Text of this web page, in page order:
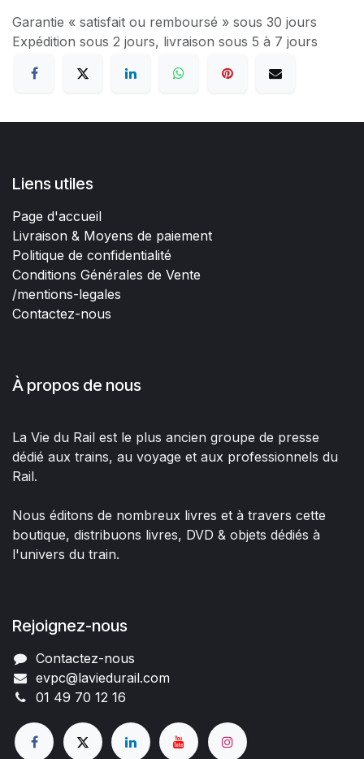
Garantie « satisfait ou remboursé » sous 30 jours
Expédition sous 2 jours, livraison sous 5 à 7 jours
Liens utiles
Page d'accueil
Livraison & Moyens de paiement
Politique de confidentialité
Conditions Générales de Vente
/mentions-legales
Contactez-nous
À propos de nous
La Vie du Rail est le plus ancien groupe de presse
dédié aux trains, au voyage et aux professionnels du
Rail.
Nous éditons de nombreux livres et à travers cette
boutique, distribuons livres, DVD & objets dédiés à
l'univers du train.
Rejoignez-nous
Contactez-nous
evpc@laviedurail.com
01 49 70 12 16